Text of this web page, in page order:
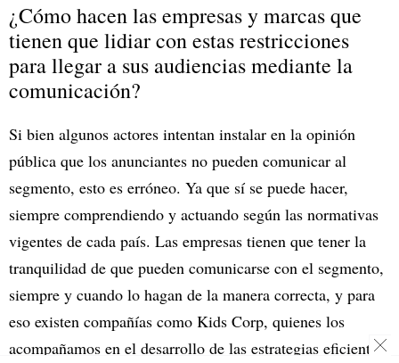
¿Cómo hacen las empresas y marcas que
tienen que lidiar con estas restricciones
para llegar a sus audiencias mediante la
comunicación?
Si bien algunos actores intentan instalar en la opinión
pública que los anunciantes no pueden comunicar al
segmento, esto es erróneo. Ya que sí se puede hacer,
siempre comprendiendo y actuando según las normativas
vigentes de cada país. Las empresas tienen que tener la
tranquilidad de que pueden comunicarse con el segmento,
siempre y cuando lo hagan de la manera correcta, y para
eso existen compañías como Kids Corp, quienes los
acompañamos en el desarrollo de las estrategias eficientes